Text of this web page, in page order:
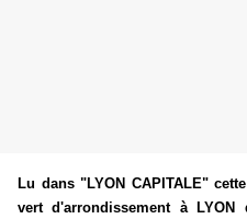
Lu dans "LYON CAPITALE"
vert d'arrondissement à